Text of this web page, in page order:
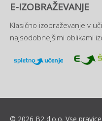
E-IZOBRAŽEVANJE
Klasično izobraževanje v
najsodobnejšimi oblikami
© 2026 B2 d.o.o. Vse